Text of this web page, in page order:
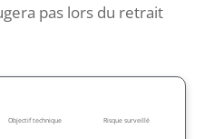
pas lors du retrait
Objectif technique Risque surveillé